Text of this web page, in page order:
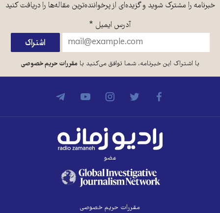
خبرنامه را مشترک شوید و گزیده‌ای از پرخواننده‌ترین مقاله‌ها را دریافت کنید
آدرس ایمیل *
با اشتراک این خبرنامه، شما توافق می‌کنید بامقررات حریم خصوصی
عضو
مقررات حریم خصوصی